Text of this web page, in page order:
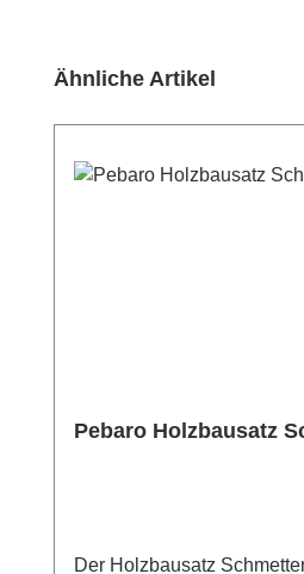
Produktgalerie überspringen
Ähnliche Artikel
Pebaro Holzbausatz
Der Holzbausatz